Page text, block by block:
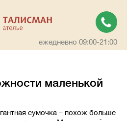
ежедневно 09:00-21:00
маленькой
сумочка – похож больше